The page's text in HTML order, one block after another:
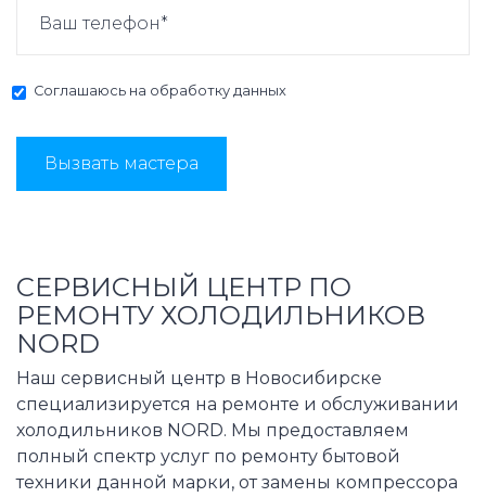
Соглашаюсь на обработку данных
Вызвать мастера
СЕРВИСНЫЙ ЦЕНТР ПО
РЕМОНТУ ХОЛОДИЛЬНИКОВ
NORD
Наш сервисный центр в Новосибирске
специализируется на ремонте и обслуживании
холодильников NORD. Мы предоставляем
полный спектр услуг по ремонту бытовой
техники данной марки, от замены компрессора